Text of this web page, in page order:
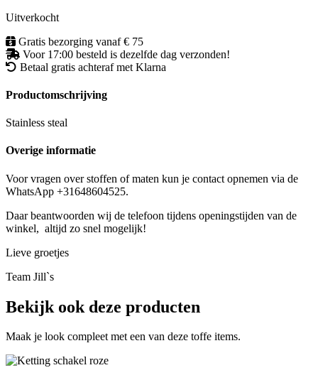
Uitverkocht
Gratis bezorging vanaf € 75
Voor 17:00 besteld is dezelfde dag verzonden!
Betaal gratis achteraf met Klarna
Productomschrijving
Stainless steal
Overige informatie
Voor vragen over stoffen of maten kun je contact opnemen via de
WhatsApp +31648604525.
Daar beantwoorden wij de telefoon tijdens openingstijden van de
winkel, altijd zo snel mogelijk!
Lieve groetjes
Team Jill`s
Bekijk ook deze producten
Maak je look compleet met een van deze toffe items.